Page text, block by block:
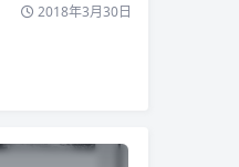
2018年3月30日